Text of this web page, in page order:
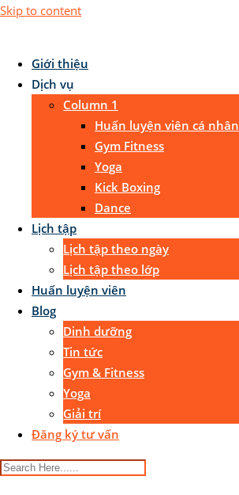
Skip to content
Giới thiệu
Dịch vụ
Column 1
Huấn luyện viên cá nhân
Gym Fitness
Yoga
Kick Boxing
Dance
Lịch tập
Lịch tập theo ngày
Lịch tập theo lớp
Huấn luyện viên
Blog
Dinh dưỡng
Tin tức
Gym & Fitness
Yoga
Giải trí
Đăng ký tư vấn